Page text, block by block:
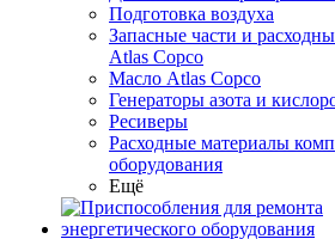
Подготовка воздуха
Запасные части и
Atlas Copco
Масло Atlas Copco
Генераторы азота и
Ресиверы
Расходные материалы
оборудования
Ещё